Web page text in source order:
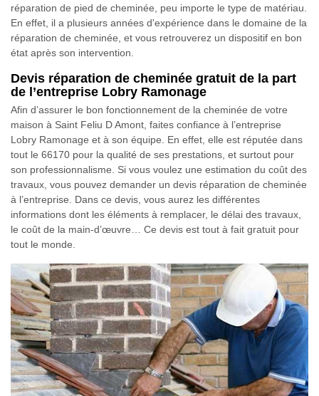
réparation de pied de cheminée, peu importe le type de matériau.
En effet, il a plusieurs années d'expérience dans le domaine de la
réparation de cheminée, et vous retrouverez un dispositif en bon
état après son intervention.
Devis réparation de cheminée gratuit de la part
de l’entreprise Lobry Ramonage
Afin d’assurer le bon fonctionnement de la cheminée de votre
maison à Saint Feliu D Amont, faites confiance à l’entreprise
Lobry Ramonage et à son équipe. En effet, elle est réputée dans
tout le 66170 pour la qualité de ses prestations, et surtout pour
son professionnalisme. Si vous voulez une estimation du coût des
travaux, vous pouvez demander un devis réparation de cheminée
à l’entreprise. Dans ce devis, vous aurez les différentes
informations dont les éléments à remplacer, le délai des travaux,
le coût de la main-d’œuvre… Ce devis est tout à fait gratuit pour
tout le monde.